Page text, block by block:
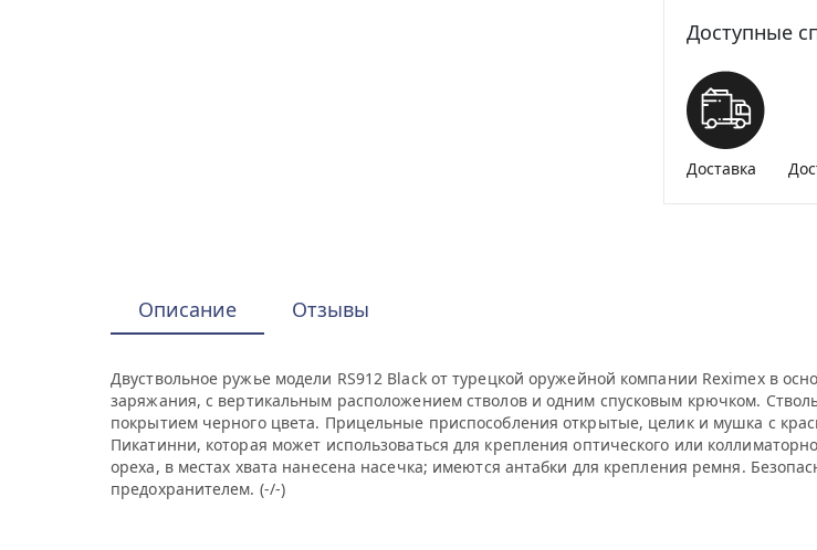
Доступные
Доставка
Описание Отзывы
Двуствольное ружье модели RS912 Black от турецкой оружейной компании Reximex в
заряжания, с вертикальным расположением стволов и одним спусковым крючком.
покрытием черного цвета. Прицельные приспособления открытые, целик и мушка с
Пикатинни, которая может использоваться для крепления оптического или
ореха, в местах хвата нанесена насечка; имеются антабки для крепления ремня.
предохранителем. (-/-)